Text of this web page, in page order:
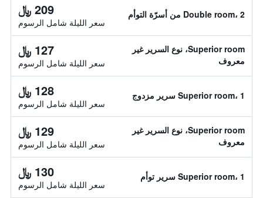
Double room، 2 من أسرّة التوأم 209 ﷼
سعر الليلة شامل الرسوم
Superior room، نوع السرير غير
معروف
127 ﷼
سعر الليلة شامل الرسوم
Superior room، 1 سرير مزدوج 128 ﷼
سعر الليلة شامل الرسوم
Superior room، نوع السرير غير
معروف
129 ﷼
سعر الليلة شامل الرسوم
Superior room، 1 سرير توأم 130 ﷼
سعر الليلة شامل الرسوم